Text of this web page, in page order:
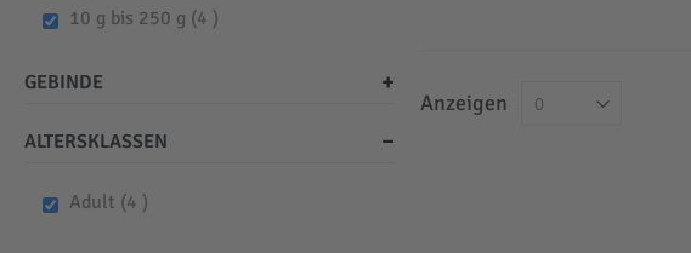
Anzeigen
10 g bis 250 g 4 items
GEBINDE
ALTERSKLASSEN
Adult 4 items